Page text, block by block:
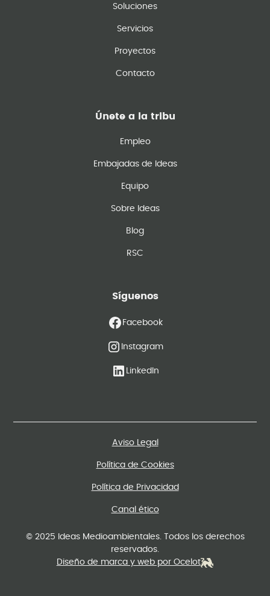
Soluciones
Servicios
Proyectos
Contacto
Únete a la tribu
Empleo
Embajadas de Ideas
Equipo
Sobre Ideas
Blog
RSC
Síguenos
Facebook
Instagram
LinkedIn
© 2025 Ideas Medioambientales. Todos los derechos
reservados.
Diseño de marca y web por Ocelot
Aviso Legal
Política de Cookies
Política de Privacidad
Canal ético